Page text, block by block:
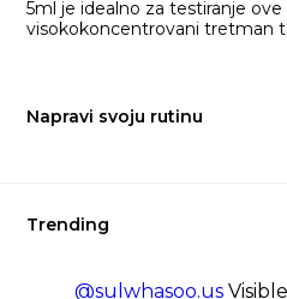
5ml je idealno za testiranje
visokokoncentrovani tretman
Napravi svoju rutinu
Trending
@sulwhasoo.us